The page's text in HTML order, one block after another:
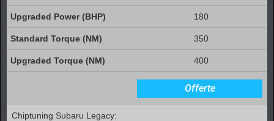
180
350
400
Offerte
Chiptuning Subaru Legacy: